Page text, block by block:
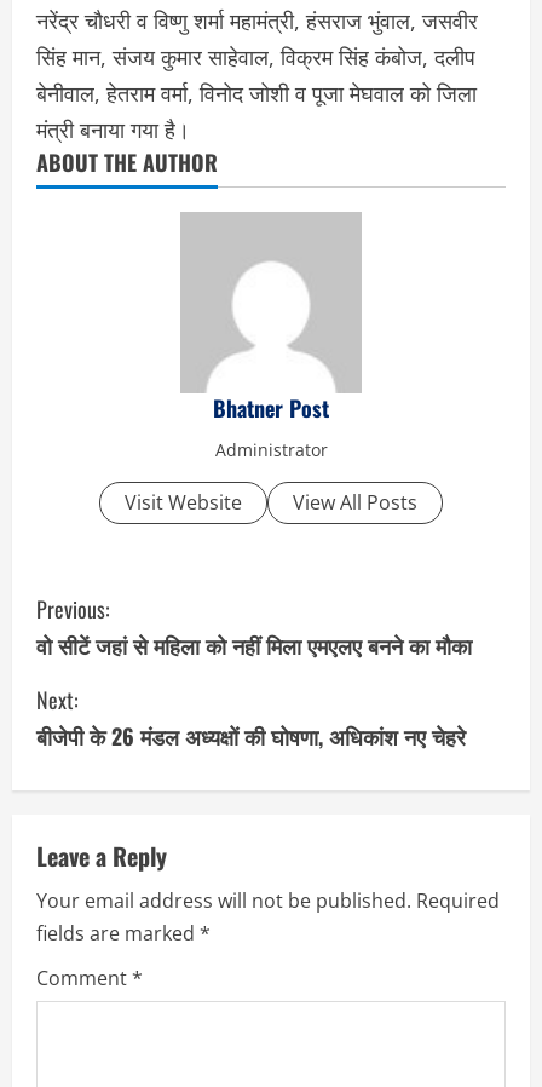
नरेंद्र चौधरी व विष्णु शर्मा महामंत्री, हंसराज भुंवाल, जसवीर
सिंह मान, संजय कुमार साहेवाल, विक्रम सिंह कंबोज, दलीप
बेनीवाल, हेतराम वर्मा, विनोद जोशी व पूजा मेघवाल को जिला
मंत्री बनाया गया है।
ABOUT THE AUTHOR
Bhatner Post
Administrator
Visit Website View All Posts
C
o
n
t
i
n
u
e
R
Previous:
वो सीटें जहां से महिला को नहीं मिला एमएलए बनने का मौका
Next:
बीजेपी के 26 मंडल अध्यक्षों की घोषणा, अधिकांश नए चेहरे
Leave a Reply
Your email address will not be published. Required
fields are marked *
Comment*